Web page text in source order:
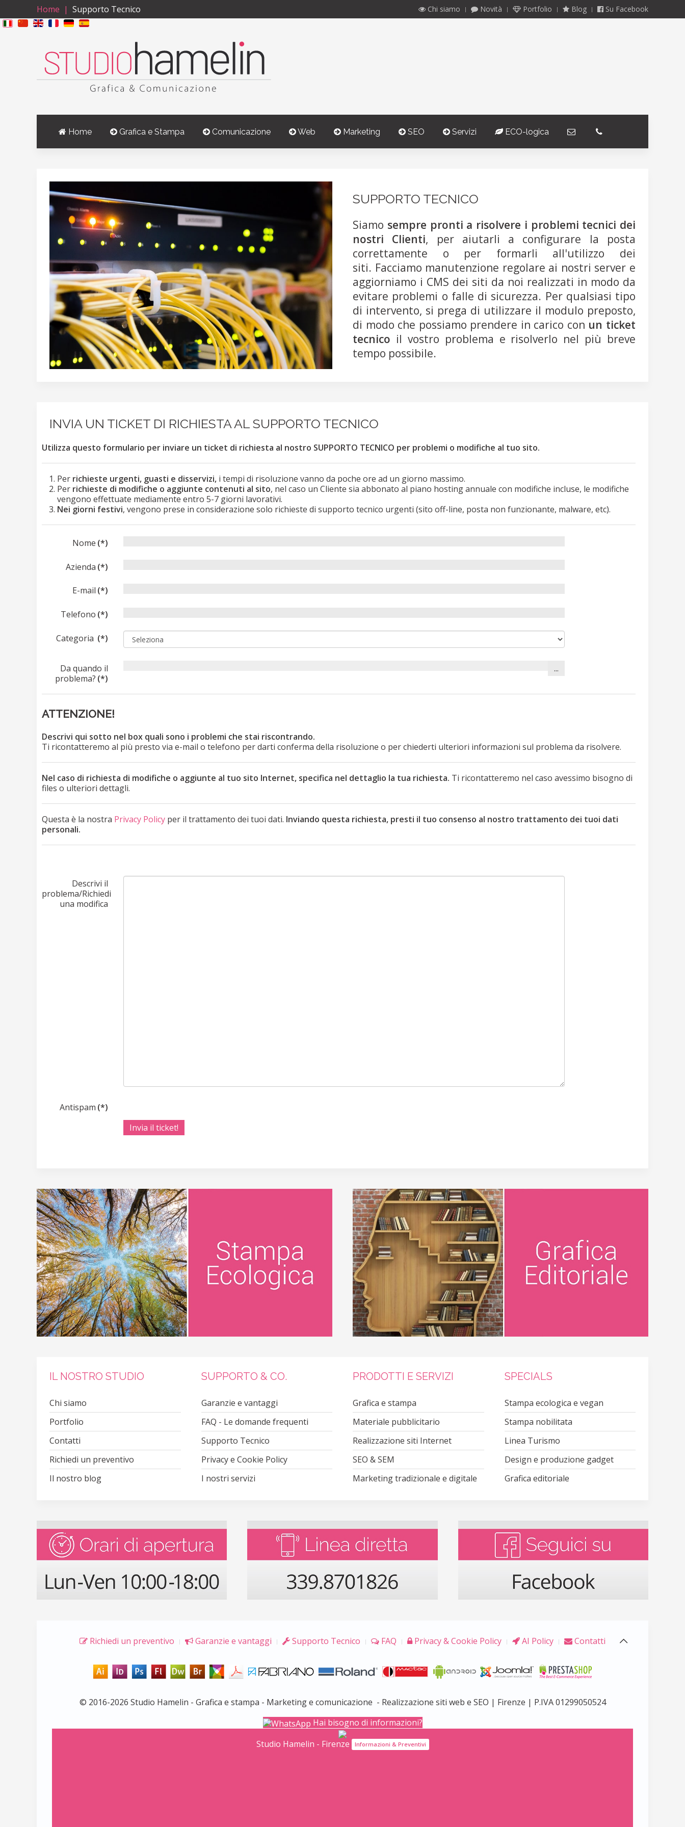
Home Supporto Tecnico Chi siamo Novità Portfolio Blog Su Facebook
Home Grafica e Stampa Comunicazione Web Marketing SEO Servizi ECO-logica
SUPPORTO TECNICO
Siamo sempre pronti a risolvere i problemi tecnici dei
nostri Clienti, per aiutarli a configurare la posta
correttamente o per formarli all'utilizzo dei
siti. Facciamo manutenzione regolare ai nostri server e
aggiorniamo i CMS dei siti da noi realizzati in modo da
evitare problemi o falle di sicurezza. Per qualsiasi tipo
di intervento, si prega di utilizzare il modulo preposto,
di modo che possiamo prendere in carico con un ticket
tecnico il vostro problema e risolverlo nel più breve
tempo possibile.
INVIA UN TICKET DI RICHIESTA AL SUPPORTO TECNICO
Utilizza questo formulario per inviare un ticket di richiesta al nostro SUPPORTO TECNICO per problemi o modifiche al tuo sito.
Per richieste urgenti, guasti e disservizi, i tempi di risoluzione vanno da poche ore ad un giorno massimo.
Per richieste di modifiche o aggiunte contenuti al sito, nel caso un Cliente sia abbonato al piano hosting annuale con modifiche incluse, le modifiche
vengono effettuate mediamente entro 5-7 giorni lavorativi.
Nei giorni festivi, vengono prese in considerazione solo richieste di supporto tecnico urgenti (sito off-line, posta non funzionante, malware, etc).
Nome (*)
Azienda (*)
E-mail (*)
Telefono (*)
Categoria (*)
Da quando il
problema? (*)
...
ATTENZIONE!
Descrivi qui sotto nel box quali sono i problemi che stai riscontrando.
Ti ricontatteremo al più presto via e-mail o telefono per darti conferma della risoluzione o per chiederti ulteriori informazioni sul problema da risolvere.
Nel caso di richiesta di modifiche o aggiunte al tuo sito Internet, specifica nel dettaglio la tua richiesta. Ti ricontatteremo nel caso avessimo bisogno di
files o ulteriori dettagli.
Questa è la nostra Privacy Policy per il trattamento dei tuoi dati. Inviando questa richiesta, presti il tuo consenso al nostro trattamento dei tuoi dati
personali.
Descrivi il
problema/Richiedi
una modifica
Antispam (*)
Invia il ticket!
IL NOSTRO STUDIO
Chi siamo
Portfolio
Contatti
Richiedi un preventivo
Il nostro blog
SUPPORTO & CO.
Garanzie e vantaggi
FAQ - Le domande frequenti
Supporto Tecnico
Privacy e Cookie Policy
I nostri servizi
PRODOTTI E SERVIZI
Grafica e stampa
Materiale pubblicitario
Realizzazione siti Internet
SEO & SEM
Marketing tradizionale e digitale
SPECIALS
Stampa ecologica e vegan
Stampa nobilitata
Linea Turismo
Design e produzione gadget
Grafica editoriale
Richiedi un preventivo Garanzie e vantaggi Supporto Tecnico FAQ Privacy & Cookie Policy AI Policy Contatti
© 2016-2026 Studio Hamelin - Grafica e stampa - Marketing e comunicazione - Realizzazione siti web e SEO | Firenze | P.IVA 01299050524
Hai bisogno di informazioni?
Studio Hamelin - Firenze
Informazioni & Preventivi